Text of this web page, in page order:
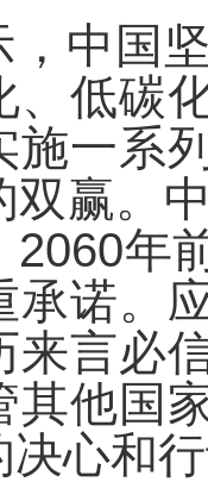
，中国
、低碳
施一系
双赢。
2060年
承诺。
来言必
其他国
决心和